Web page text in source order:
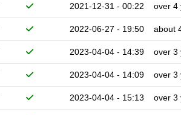
2021-12-31 - 00:22 over 4
2022-06-27 - 19:50 about
2023-04-04 - 14:39 over 3
2023-04-04 - 14:09 over 3
2023-04-04 - 15:13 over 3